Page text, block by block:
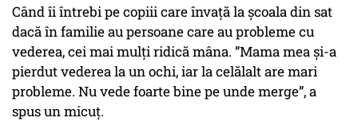
Când îi întrebi pe copiii care învață la școala din sat
dacă în familie au persoane care au probleme cu
vederea, cei mai mulți ridică mâna. ”Mama mea și-a
pierdut vederea la un ochi, iar la celălalt are mari
probleme. Nu vede foarte bine pe unde merge”, a
spus un micuț.